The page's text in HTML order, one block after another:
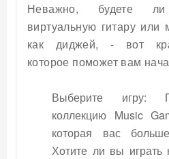
Неважно, будете
виртуальную гитару
как диджей, - вот
которое поможет вам
Выберите игру:
коллекцию Music
которая вас
Хотите ли вы играть